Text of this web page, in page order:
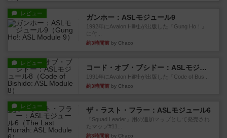
レビュー ガンホー：ASLモジュール9
1992年にAvalon Hill社が出版した『Gung Ho！』
に付...
約3時間前 by Chaco
レビュー
コード・オブ・ブシドー：ASLモジュール8
1991年にAvalon Hill社が出版した『Code of Bus...
約3時間前 by Chaco
レビュー ザ・ラスト・フラー：ASLモジュール6
『Squad Leader』用の追加マップとして発売され
たマップ#11...
約3時間前 by Chaco